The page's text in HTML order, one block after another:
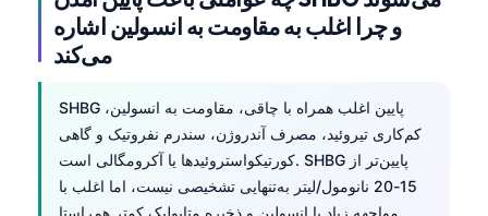
و چرا اغلب به مقاومت به انسولین اشاره
می‌کند
SHBG پایین اغلب همراه با چاقی، مقاومت به انسولین،
کم‌کاری تیروئید، مصرف آندروژن، سندرم نفروتیک و گاهی
کورتیکواستروئیدها یا آکرومگالی است. SHBG پایین‌تر از
15-20 نانومول/لیتر به‌تنهایی تشخیصی نیست، اما اغلب با
مواجهه زیاد با انسولین و ذخیره متابولیک کمتر هم‌راستا